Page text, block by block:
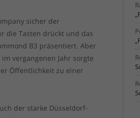
sicher der
die Tasten drückt und das
B3 präsentiert. Aber
vergangenen Jahr sorgte
Öffentlichkeit zu einer
der starke Düsseldorf-